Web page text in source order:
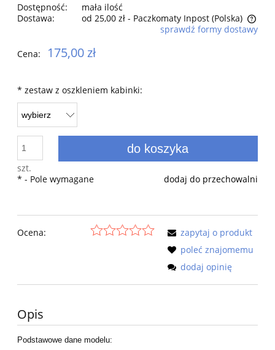
Dostępność:
mała ilość
Dostawa:
od 25,00 zł - Paczkomaty Inpost (Polska)
Cena nie zawiera ewentualnych kosztów płatności
sprawdź formy dostawy
Cena: 175,00 zł
* zestaw z oszkleniem kabinki:
szt.
do koszyka
dodaj do przechowalni
* - Pole wymagane
Ocena:
zapytaj o produkt
poleć znajomemu
dodaj opinię
Opis
Podstawowe dane modelu: